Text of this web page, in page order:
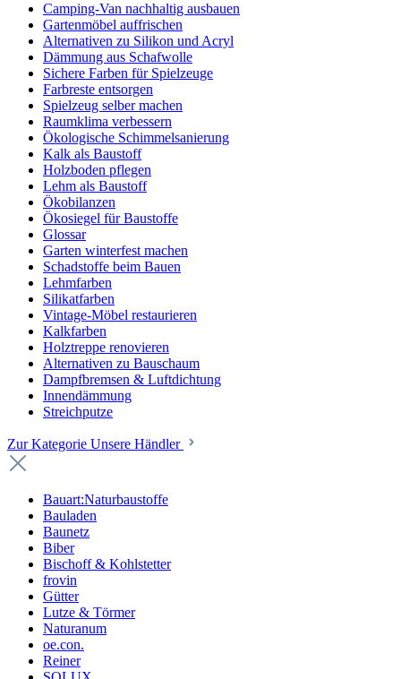
Camping-Van nachhaltig ausbauen
Gartenmöbel auffrischen
Alternativen zu Silikon und Acryl
Dämmung aus Schafwolle
Sichere Farben für Spielzeuge
Farbreste entsorgen
Spielzeug selber machen
Raumklima verbessern
Ökologische Schimmelsanierung
Kalk als Baustoff
Holzboden pflegen
Lehm als Baustoff
Ökobilanzen
Ökosiegel für Baustoffe
Glossar
Garten winterfest machen
Schadstoffe beim Bauen
Lehmfarben
Silikatfarben
Vintage-Möbel restaurieren
Kalkfarben
Holztreppe renovieren
Alternativen zu Bauschaum
Dampfbremsen & Luftdichtung
Innendämmung
Streichputze
Zur Kategorie Unsere Händler
Bauart:Naturbaustoffe
Bauladen
Baunetz
Biber
Bischoff & Kohlstetter
frovin
Gütter
Lutze & Törmer
Naturanum
oe.con.
Reiner